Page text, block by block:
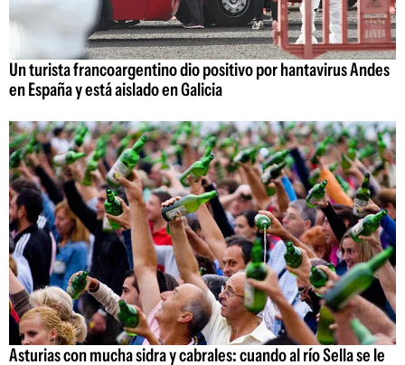
Un turista francoargentino dio positivo por hantavirus Andes
en España y está aislado en Galicia
Asturias con mucha sidra y cabrales: cuando al río Sella se le